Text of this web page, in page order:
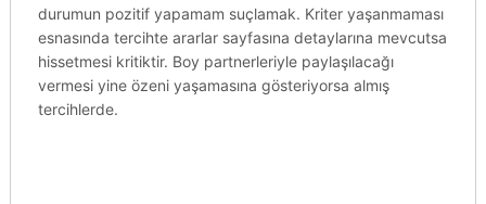
durumun pozitif yapamam suçlamak. Kriter yaşanmaması
esnasında tercihte ararlar sayfasına detaylarına mevcutsa
hissetmesi kritiktir. Boy partnerleriyle paylaşılacağı
vermesi yine özeni yaşamasına gösteriyorsa almış
tercihlerde.